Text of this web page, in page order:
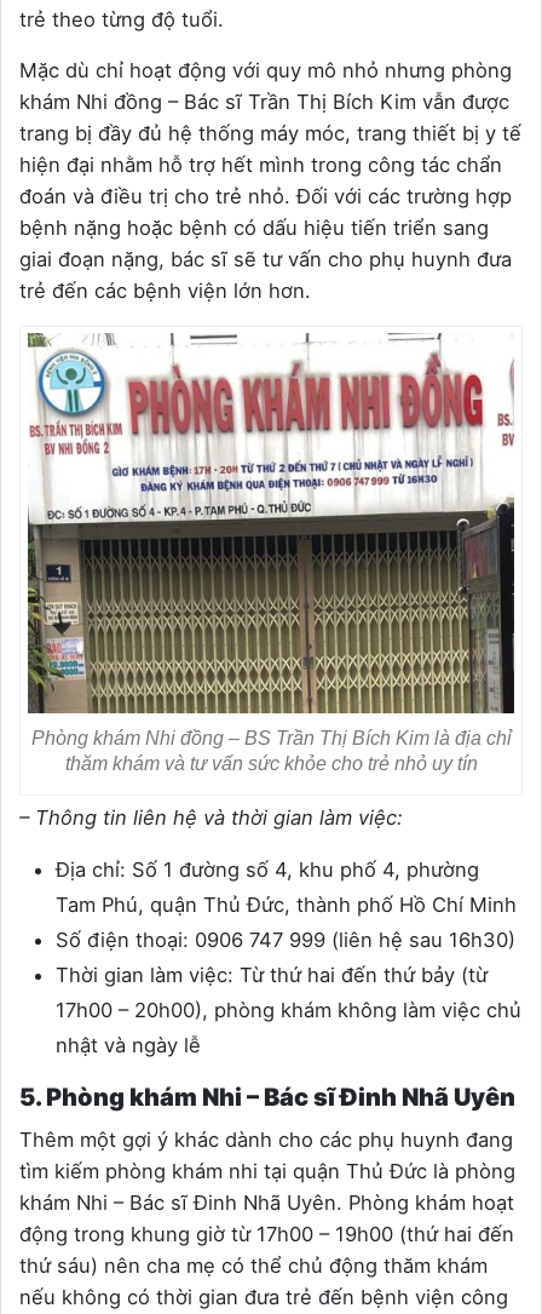
trẻ theo từng độ tuổi.
Mặc dù chỉ hoạt động với quy mô nhỏ nhưng phòng
khám Nhi đồng – Bác sĩ Trần Thị Bích Kim vẫn được
trang bị đầy đủ hệ thống máy móc, trang thiết bị y tế
hiện đại nhằm hỗ trợ hết mình trong công tác chẩn
đoán và điều trị cho trẻ nhỏ. Đối với các trường hợp
bệnh nặng hoặc bệnh có dấu hiệu tiến triển sang
giai đoạn nặng, bác sĩ sẽ tư vấn cho phụ huynh đưa
trẻ đến các bệnh viện lớn hơn.
Phòng khám Nhi đồng – BS Trần Thị Bích Kim là địa chỉ
thăm khám và tư vấn sức khỏe cho trẻ nhỏ uy tín
– Thông tin liên hệ và thời gian làm việc:
Địa chỉ: Số 1 đường số 4, khu phố 4, phường
Tam Phú, quận Thủ Đức, thành phố Hồ Chí Minh
Số điện thoại: 0906 747 999 (liên hệ sau 16h30)
Thời gian làm việc: Từ thứ hai đến thứ bảy (từ
17h00 – 20h00), phòng khám không làm việc chủ
nhật và ngày lễ
5. Phòng khám Nhi – Bác sĩ Đinh Nhã Uyên
Thêm một gợi ý khác dành cho các phụ huynh đang
tìm kiếm phòng khám nhi tại quận Thủ Đức là phòng
khám Nhi – Bác sĩ Đinh Nhã Uyên. Phòng khám hoạt
động trong khung giờ từ 17h00 – 19h00 (thứ hai đến
thứ sáu) nên cha mẹ có thể chủ động thăm khám
nếu không có thời gian đưa trẻ đến bệnh viện công